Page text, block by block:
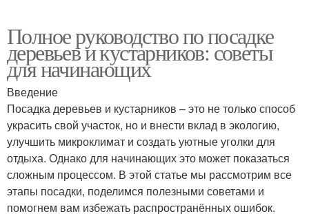
Полное руководство по посадке
деревьев и кустарников: советы
для начинающих
Введение
Посадка деревьев и кустарников – это не только способ
украсить свой участок, но и внести вклад в экологию,
улучшить микроклимат и создать уютные уголки для
отдыха. Однако для начинающих это может показаться
сложным процессом. В этой статье мы рассмотрим все
этапы посадки, поделимся полезными советами и
помогнем вам избежать распространённых ошибок.